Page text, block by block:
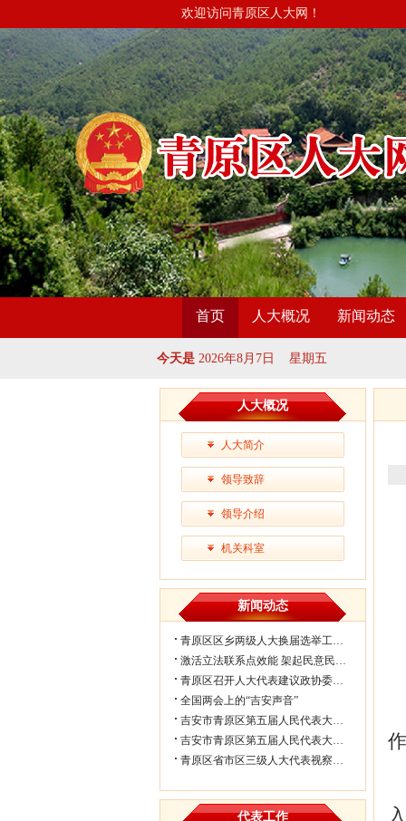
欢迎访问青原区人大网！
首页 人大概况 新闻动态
今天是 2026年8月7日 星期五
人大概况
人大简介
领导致辞
领导介绍
机关科室
新闻动态
青原区区乡两级人大换届选举工作会议...
激活立法联系点效能 架起民意民生连...
青原区召开人大代表建议政协委员提案...
全国两会上的“吉安声音”
吉安市青原区第五届人民代表大会第七...
吉安市青原区第五届人民代表大会第七...
青原区省市区三级人大代表视察民生实...
代表工作